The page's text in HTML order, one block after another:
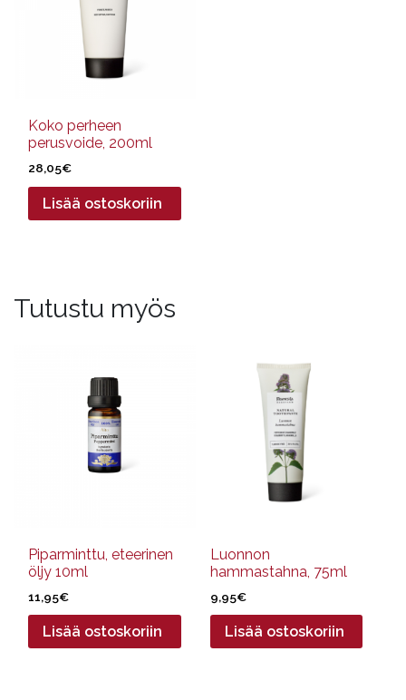
Koko perheen
perusvoide, 200ml
28,05€
Lisää ostoskoriin
Tutustu myös
Piparminttu, eteerinen
öljy 10ml
11,95€
Lisää ostoskoriin
Luonnon
hammastahna, 75ml
9,95€
Lisää ostoskoriin